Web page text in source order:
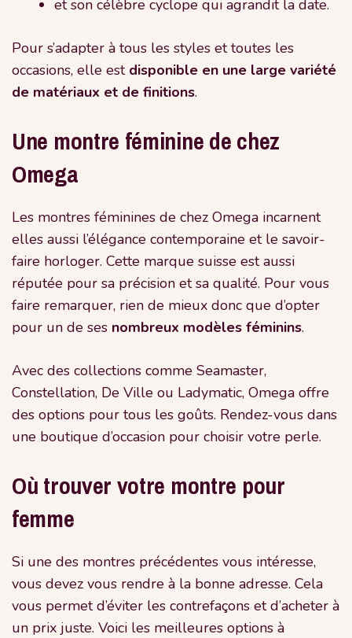
et son célèbre cyclope qui agrandit la date.
Pour s’adapter à tous les styles et toutes les
occasions, elle est disponible en une large variété
de matériaux et de finitions.
Une montre féminine de chez
Omega
Les montres féminines de chez Omega incarnent
elles aussi l’élégance contemporaine et le savoir-
faire horloger. Cette marque suisse est aussi
réputée pour sa précision et sa qualité. Pour vous
faire remarquer, rien de mieux donc que d’opter
pour un de ses nombreux modèles féminins.
Avec des collections comme Seamaster,
Constellation, De Ville ou Ladymatic, Omega offre
des options pour tous les goûts. Rendez-vous dans
une boutique d’occasion pour choisir votre perle.
Où trouver votre montre pour
femme
Si une des montres précédentes vous intéresse,
vous devez vous rendre à la bonne adresse. Cela
vous permet d’éviter les contrefaçons et d’acheter à
un prix juste. Voici les meilleures options à